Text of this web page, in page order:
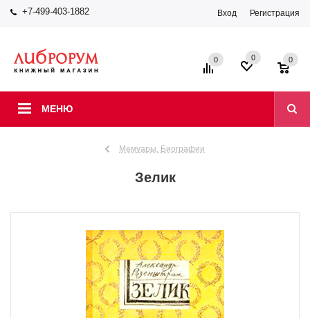
+7-499-403-1882 Вход Регистрация
МЕНЮ
0 0 0
Мемуары. Биографии
Зелик